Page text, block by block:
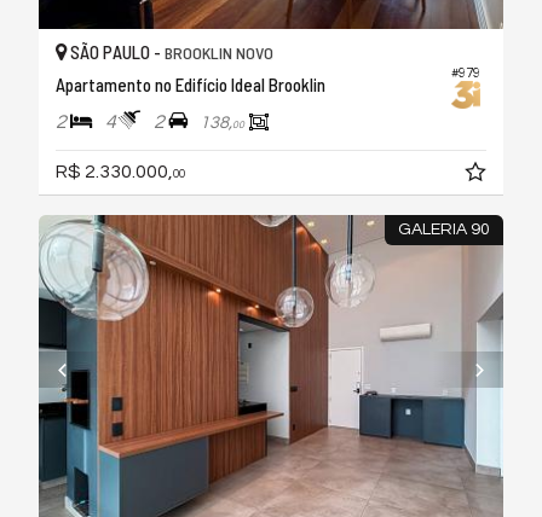
#979
SÃO PAULO - BROOKLIN NOVO
Apartamento no Edifício Ideal Brooklin
2 4 2 138,00
R$ 2.330.000,00
GALERIA 90